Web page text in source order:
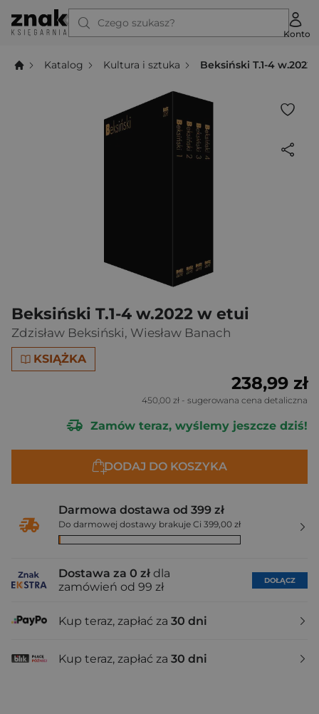
Czego szukasz?
Konto
Katalog Kultura i sztuka Beksiński T.1-4 w.2022
Beksiński T.1-4 w.2022 w etui
Zdzisław Beksiński, Wiesław Banach
KSIĄŻKA
238,99 zł
450,00 zł - sugerowana cena detaliczna
Zamów teraz, wyślemy jeszcze dziś!
DODAJ DO KOSZYKA
Darmowa dostawa od 399 zł
Do darmowej dostawy brakuje Ci 399,00 zł
Dostawa za 0 zł dla
zamówień od 99 zł
DOŁĄCZ
Kup teraz, zapłać za 30 dni
Kup teraz, zapłać za 30 dni